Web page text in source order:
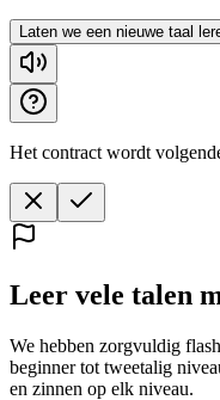
Laten we een nieuwe taal
Het contract wordt
Leer vele talen
We hebben zorgvuldig
beginner tot tweetalig
en zinnen op elk niveau.